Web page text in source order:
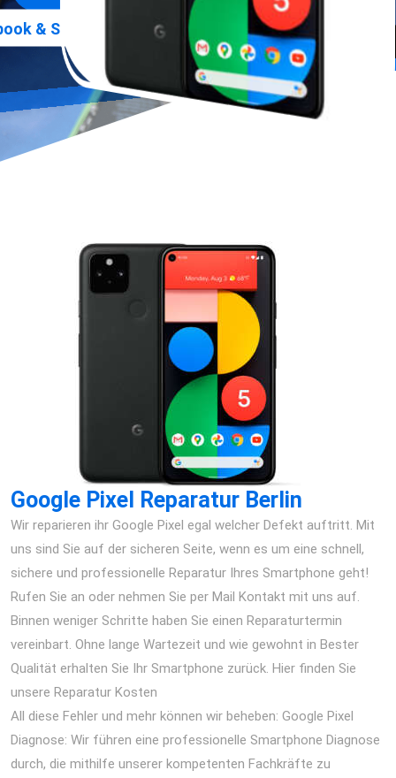
& Smartphone Praxis» Google Pixel
Google Pixel Reparatur Berlin
Wir reparieren ihr Google Pixel egal welcher Defekt auftritt. Mit
uns sind Sie auf der sicheren Seite, wenn es um eine schnell,
sichere und professionelle Reparatur Ihres Smartphone geht!
Rufen Sie an oder nehmen Sie per Mail Kontakt mit uns auf.
Binnen weniger Schritte haben Sie einen Reparaturtermin
vereinbart. Ohne lange Wartezeit und wie gewohnt in Bester
Qualität erhalten Sie Ihr Smartphone zurück. Hier finden Sie
unsere Reparatur Kosten
All diese Fehler und mehr können wir beheben: Google Pixel
Diagnose: Wir führen eine professionelle Smartphone Diagnose
durch, die mithilfe unserer kompetenten Fachkräfte zu